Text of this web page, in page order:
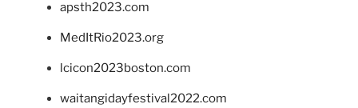
apsth2023.com
MedItRio2023.org
lcicon2023boston.com
waitangidayfestival2022.com